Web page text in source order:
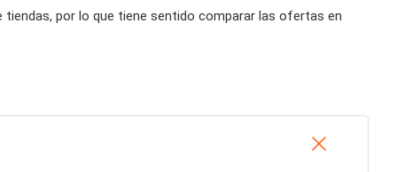
por lo que tiene sentido comparar las ofertas en